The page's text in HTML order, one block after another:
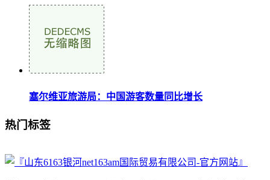
塞尔维亚旅游局：中国游客数量同比增长
热门标签